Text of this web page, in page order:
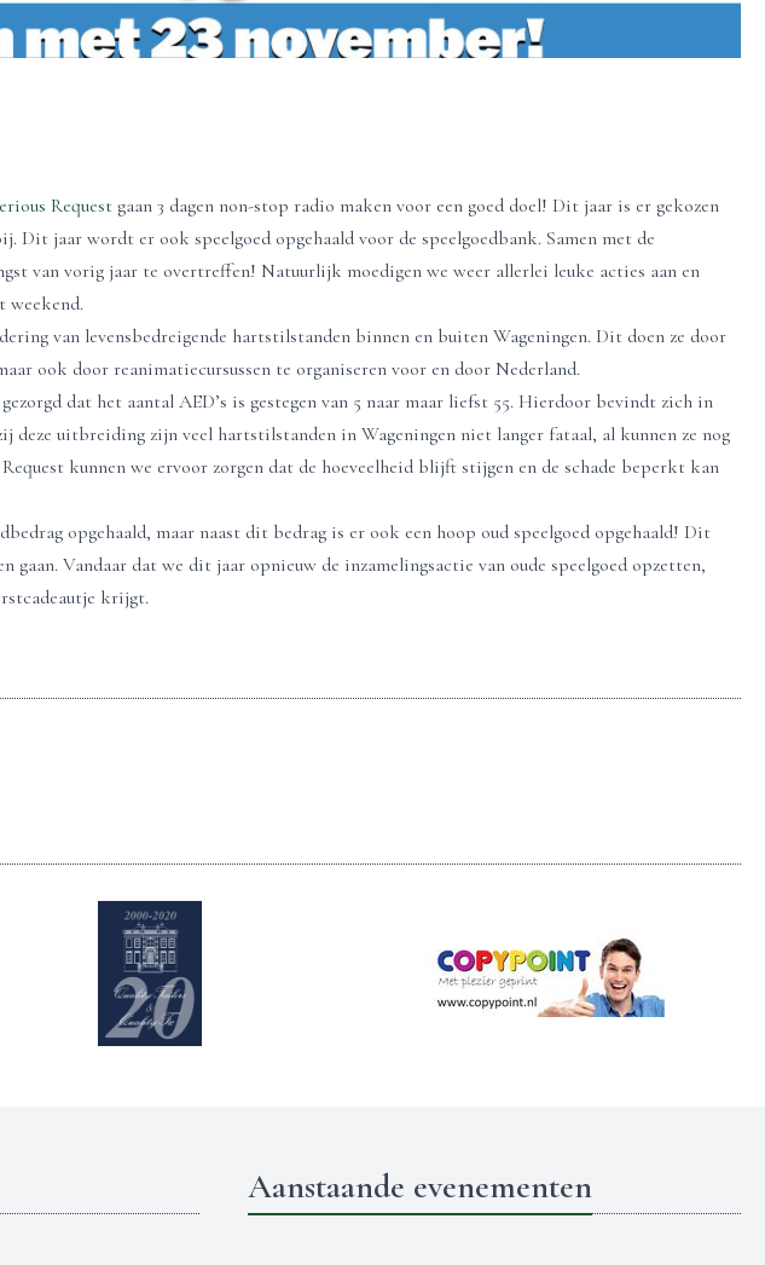
Request gaan 3 dagen non-stop radio maken voor een goed doel! Dit jaar is er gekozen
Dit jaar wordt er ook speelgoed opgehaald voor de speelgoedbank. Samen met de
van vorig jaar te overtreffen! Natuurlijk moedigen we weer allerlei leuke acties aan en
weekend.
van levensbedreigende hartstilstanden binnen en buiten Wageningen. Dit doen ze door
ook door reanimatiecursussen te organiseren voor en door Nederland.
dat het aantal AED’s is gestegen van 5 naar maar liefst 55. Hierdoor bevindt zich in
deze uitbreiding zijn veel hartstilstanden in Wageningen niet langer fataal, al kunnen ze nog
kunnen we ervoor zorgen dat de hoeveelheid blijft stijgen en de schade beperkt kan
opgehaald, maar naast dit bedrag is er ook een hoop oud speelgoed opgehaald! Dit
Vandaar dat we dit jaar opnieuw de inzamelingsactie van oude speelgoed opzetten,
krijgt.
Aanstaande evenementen